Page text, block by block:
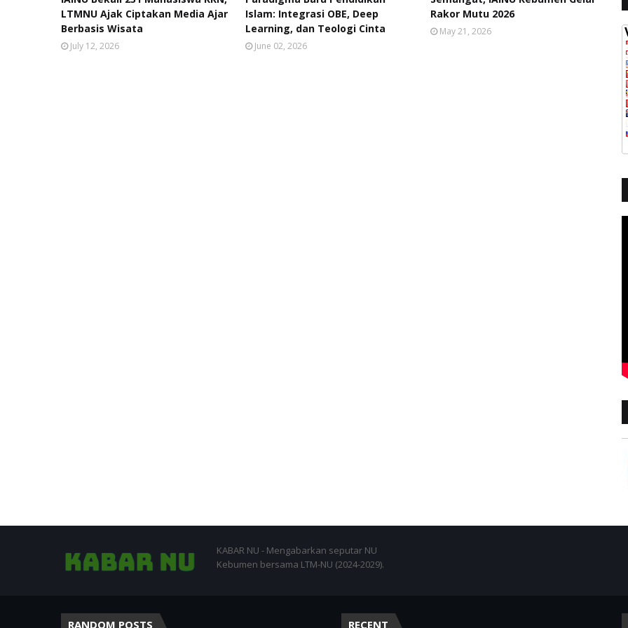
LTMNU Ajak Ciptakan Media Ajar
Berbasis Wisata
July 12, 2026
Islam: Integrasi OBE, Deep
Learning, dan Teologi Cinta
June 02, 2026
Rakor Mutu 2026
May 21, 2026
KABAR NU - Mengabarkan seputar NU
Kebumen bersama LTM-NU (2024-2029).
RANDOM POSTS RECENT